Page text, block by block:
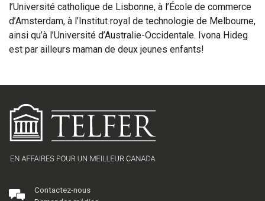
l’Université catholique de Lisbonne, à l’École de commerce
d’Amsterdam, à l’Institut royal de technologie de Melbourne,
ainsi qu’à l’Université d’Australie-Occidentale. Ivona Hideg
est par ailleurs maman de deux jeunes enfants!
Contactez-nous